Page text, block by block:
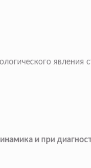
явления
и при